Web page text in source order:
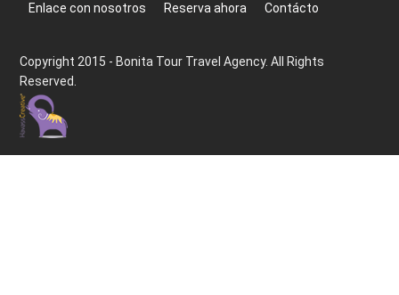
Enlace con nosotros Reserva ahora Contácto
Copyright 2015 - Bonita Tour Travel Agency. All Rights
Reserved.